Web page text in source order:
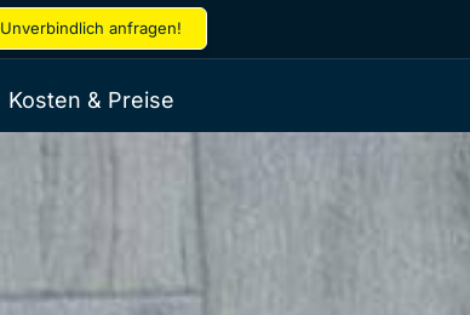
Unverbindlich anfragen!
Kosten & Preise